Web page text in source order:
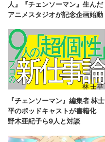
人』『チェンソーマン』生んだ
アニメスタジオが記念企画始動
『チェンソーマン』編集者 林士
平のポッドキャストが書籍化
野木亜紀子ら9人と対談